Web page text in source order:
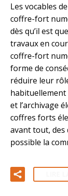
Les vocables
coffre-fort
dès qu’il est
travaux en
coffre-fort
forme de
réduire leur
habituellement
et l’archivage
coffres forts
avant tout,
possible la